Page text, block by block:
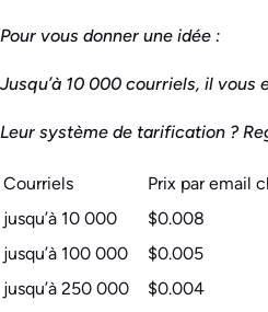
Pour vous donner une idée :
Jusqu’à 10 000 courriels, il vous
Leur système de tarification ?
Courriels
Prix par email
jusqu’à 10 000
$0.008
jusqu’à 100 000
$0.005
jusqu’à 250 000
$0.004